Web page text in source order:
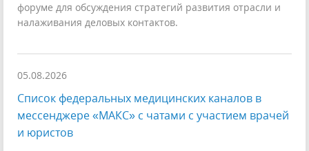
форуме для обсуждения стратегий развития отрасли и
налаживания деловых контактов.
05.08.2026
Список федеральных медицинских каналов в
мессенджере «МАКС» с чатами с участием врачей
и юристов